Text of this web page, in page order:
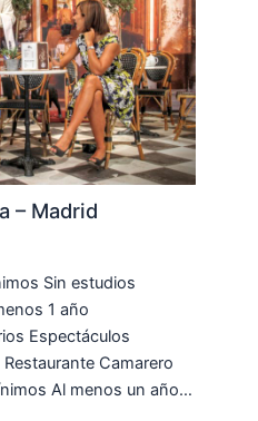
– Madrid
Sin estudios
1 año
Espectáculos
Camarero
Al menos un año…